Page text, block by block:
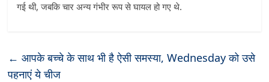
गई थी, जबकि चार अन्य गंभीर रूप से घायल हो गए थे.
← आपके बच्चे के साथ भी है ऐसी समस्या, Wednesday को उसे
पहनाएं ये चीज